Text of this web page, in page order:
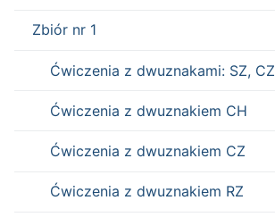
Zbiór nr 1
Ćwiczenia z dwuznakami: SZ, CZ
Ćwiczenia z dwuznakiem CH
Ćwiczenia z dwuznakiem CZ
Ćwiczenia z dwuznakiem RZ